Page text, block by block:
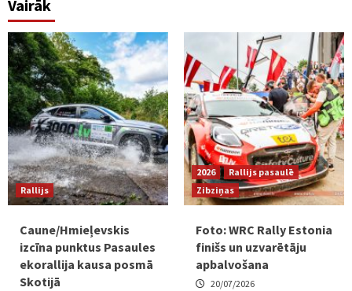
Vairāk
Rallijs
Caune/Hmieļevskis
izcīna punktus Pasaules
ekorallija kausa posmā
Skotijā
2026
Rallijs pasaulē
Zibziņas
Foto: WRC Rally Estonia
finišs un uzvarētāju
apbalvošana
20/07/2026